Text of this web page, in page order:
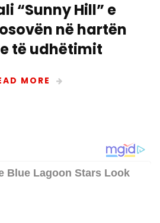
“Sunny Hill” e
në hartën
të udhëtimit
MORE